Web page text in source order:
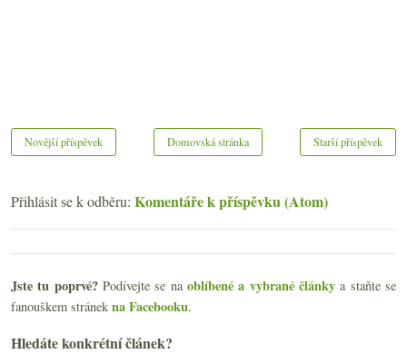
Novější příspěvek Starší příspěvek
Domovská stránka
Přihlásit se k odběru: Komentáře k příspěvku (Atom)
Jste tu poprvé?Podívejte se naoblíbené a vybrané články a staňte se
fanouškem stránek na Facebooku.
Hledáte konkrétní článek?